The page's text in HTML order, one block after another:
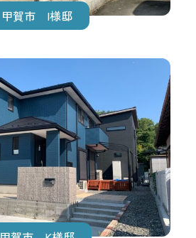
甲賀市 I様邸